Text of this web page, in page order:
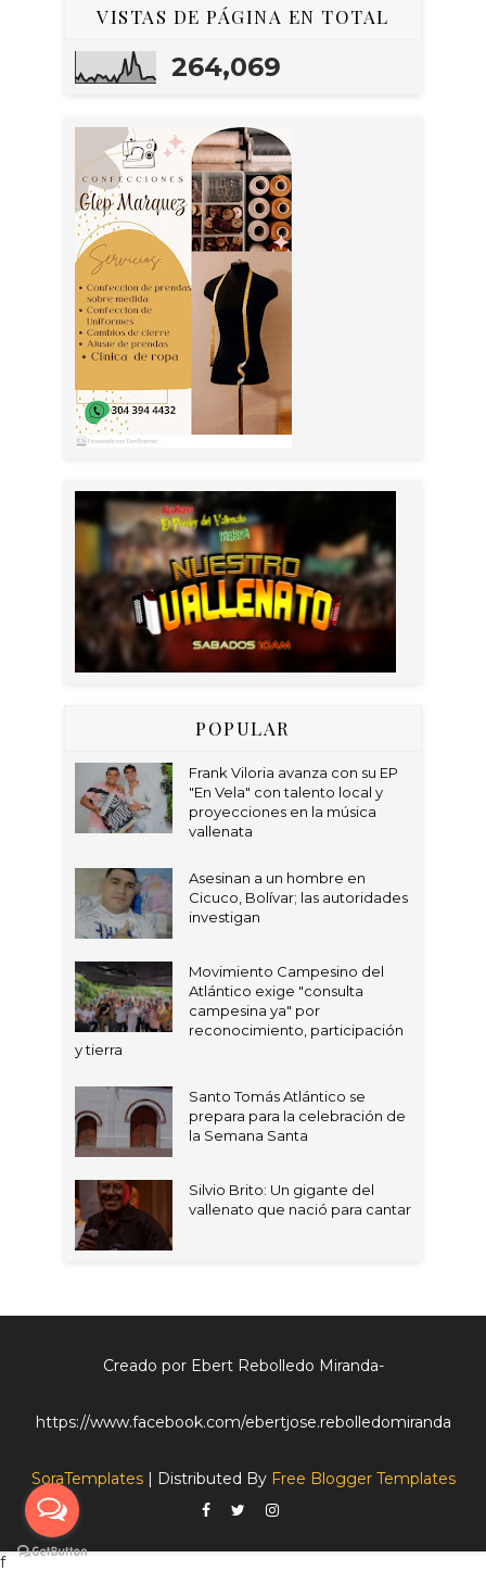
VISTAS DE PÁGINA EN TOTAL
264,069
POPULAR
Frank Viloria avanza con su EP
"En Vela" con talento local y
proyecciones en la música
vallenata
Asesinan a un hombre en
Cicuco, Bolívar; las autoridades
investigan
Movimiento Campesino del
Atlántico exige "consulta
campesina ya" por
reconocimiento, participación
y tierra
Santo Tomás Atlántico se
prepara para la celebración de
la Semana Santa
Silvio Brito: Un gigante del
vallenato que nació para cantar
Creado por Ebert Rebolledo Miranda-
https://www.facebook.com/ebertjose.rebolledomiranda
SoraTemplates| Distributed By Free Blogger Templates
f